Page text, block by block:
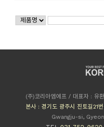
(주)코리아엠에프 / 대표자 : 유
본사 : 경기도 광주시 진토길21
Gwangju-si,